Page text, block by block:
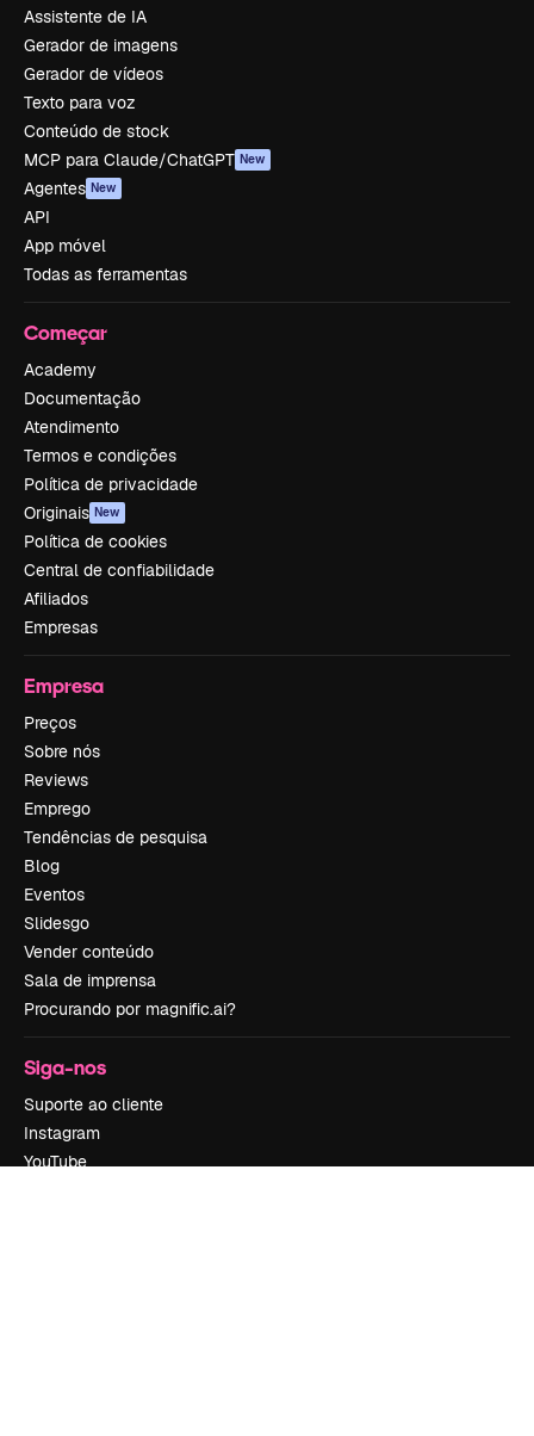
Assistente de IA
Gerador de imagens
Gerador de vídeos
Texto para voz
Conteúdo de stock
MCP para Claude/ChatGPT New
Agentes New
API
App móvel
Todas as ferramentas
Começar
Academy
Documentação
Atendimento
Termos e condições
Política de privacidade
Originais New
Política de cookies
Central de confiabilidade
Afiliados
Empresas
Empresa
Preços
Sobre nós
Reviews
Emprego
Tendências de pesquisa
Blog
Eventos
Slidesgo
Vender conteúdo
Sala de imprensa
Procurando por magnific.ai?
Siga-nos
Suporte ao cliente
Instagram
YouTube